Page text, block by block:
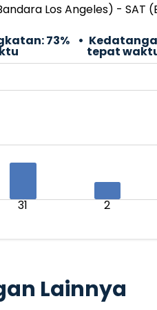
Los Angeles) -
73%
tepat
31 2
Lainnya